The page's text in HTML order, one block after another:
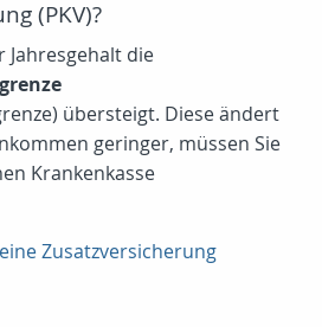
(PKV)?
Jahresgehalt die
übersteigt. Diese ändert
geringer, müssen Sie
Krankenkasse
Zusatzversicherung